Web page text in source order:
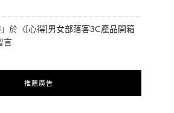
」於〈[心得]男女部落客3C產品開箱
言
推薦廣告